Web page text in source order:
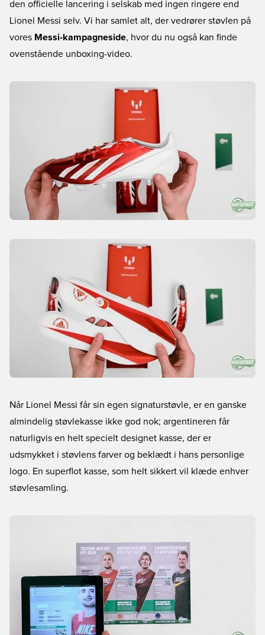
den officielle lancering i selskab med ingen ringere end
Lionel Messi selv. Vi har samlet alt, der vedrører støvlen på
vores Messi-kampagneside, hvor du nu også kan finde
ovenstående unboxing-video.
Når Lionel Messi får sin egen signaturstøvle, er en ganske
almindelig støvlekasse ikke god nok; argentineren får
naturligvis en helt specielt designet kasse, der er
udsmykket i støvlens farver og beklædt i hans personlige
logo. En superflot kasse, som helt sikkert vil klæde enhver
støvlesamling.